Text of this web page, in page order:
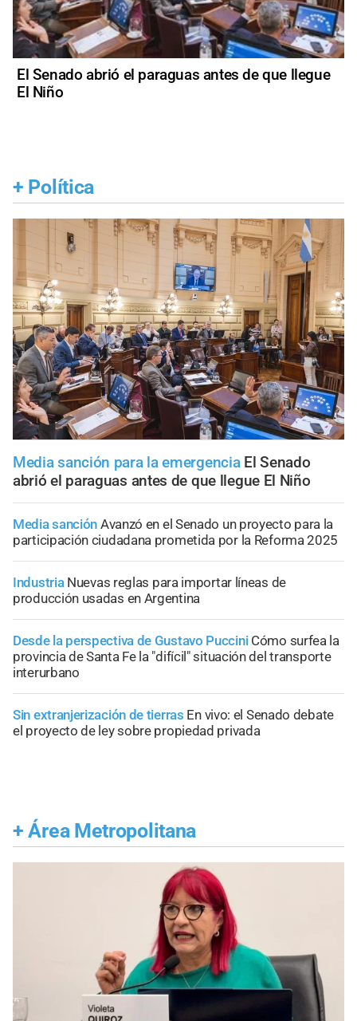
El Senado abrió el paraguas antes de que llegue
El Niño
+ Política
Media sanción para la emergencia El Senado
abrió el paraguas antes de que llegue El Niño
Media sanción Avanzó en el Senado un proyecto para la
participación ciudadana prometida por la Reforma 2025
Industria Nuevas reglas para importar líneas de
producción usadas en Argentina
Desde la perspectiva de Gustavo Puccini Cómo surfea la
provincia de Santa Fe la "difícil" situación del transporte
interurbano
Sin extranjerización de tierras En vivo: el Senado debate
el proyecto de ley sobre propiedad privada
+ Área Metropolitana